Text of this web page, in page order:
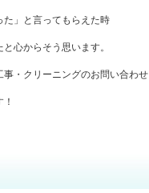
た」と言ってもらえた時
心からそう思います。
・クリーニングのお問い合わせ